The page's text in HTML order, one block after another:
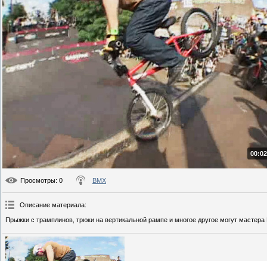
Просмотры: 0 BMX
Описание материала:
Прыжки с трамплинов, трюки на вертикальной рампе и многое другое могут мастера